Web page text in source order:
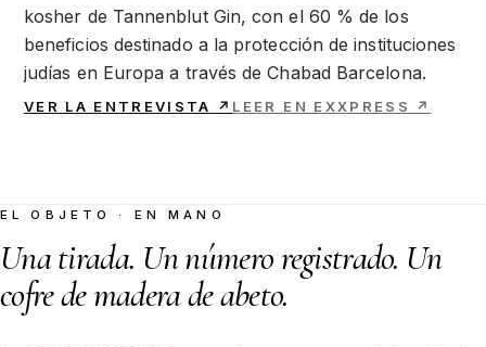
kosher de Tannenblut Gin, con el 60 % de los
beneficios destinado a la protección de instituciones
judías en Europa a través de Chabad Barcelona.
VER LA ENTREVISTA ↗ LEER EN EXXPRESS ↗
EL OBJETO · EN MANO
Una tirada. Un número registrado. Un
cofre de madera de abeto.